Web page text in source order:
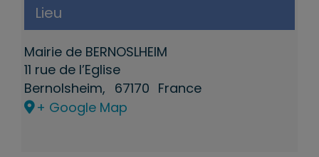
Lieu
Mairie de BERNOSLHEIM
11 rue de l’Eglise
Bernolsheim, 67170 France
+ Google Map